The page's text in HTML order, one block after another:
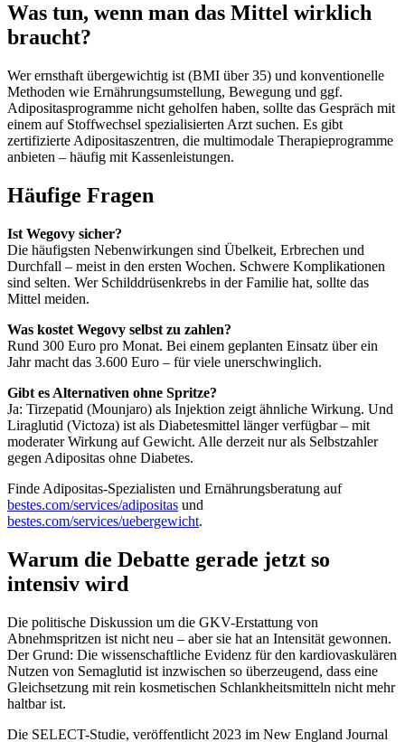
Was tun, wenn man das Mittel wirklich
braucht?
Wer ernsthaft übergewichtig ist (BMI über 35) und konventionelle
Methoden wie Ernährungsumstellung, Bewegung und ggf.
Adipositasprogramme nicht geholfen haben, sollte das Gespräch mit
einem auf Stoffwechsel spezialisierten Arzt suchen. Es gibt
zertifizierte Adipositaszentren, die multimodale Therapieprogramme
anbieten – häufig mit Kassenleistungen.
Häufige Fragen
Ist Wegovy sicher?
Die häufigsten Nebenwirkungen sind Übelkeit, Erbrechen und
Durchfall – meist in den ersten Wochen. Schwere Komplikationen
sind selten. Wer Schilddrüsenkrebs in der Familie hat, sollte das
Mittel meiden.
Was kostet Wegovy selbst zu zahlen?
Rund 300 Euro pro Monat. Bei einem geplanten Einsatz über ein
Jahr macht das 3.600 Euro – für viele unerschwinglich.
Gibt es Alternativen ohne Spritze?
Ja: Tirzepatid (Mounjaro) als Injektion zeigt ähnliche Wirkung. Und
Liraglutid (Victoza) ist als Diabetesmittel länger verfügbar – mit
moderater Wirkung auf Gewicht. Alle derzeit nur als Selbstzahler
gegen Adipositas ohne Diabetes.
Finde Adipositas-Spezialisten und Ernährungsberatung auf
bestes.com/services/adipositas und
bestes.com/services/uebergewicht.
Warum die Debatte gerade jetzt so
intensiv wird
Die politische Diskussion um die GKV-Erstattung von
Abnehmspritzen ist nicht neu – aber sie hat an Intensität gewonnen.
Der Grund: Die wissenschaftliche Evidenz für den kardiovaskulären
Nutzen von Semaglutid ist inzwischen so überzeugend, dass eine
Gleichsetzung mit rein kosmetischen Schlankheitsmitteln nicht mehr
haltbar ist.
Die SELECT-Studie, veröffentlicht 2023 im New England Journal